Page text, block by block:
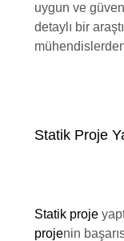
uygun ve
detaylı bir
Statik Proje
Statik proje
projenin